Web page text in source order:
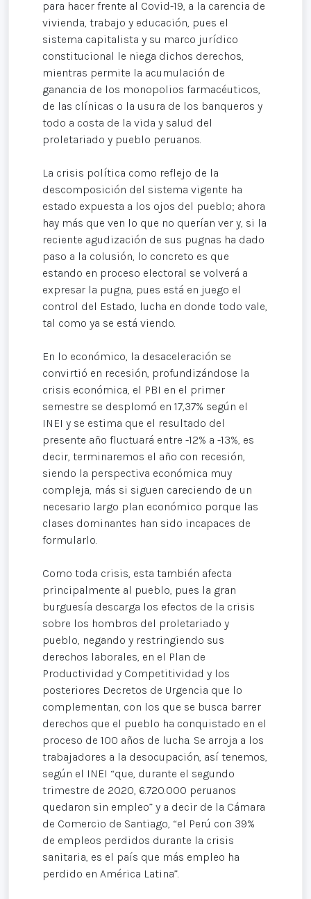
para hacer frente al Covid-19, a la carencia de
vivienda, trabajo y educación, pues el
sistema capitalista y su marco jurídico
constitucional le niega dichos derechos,
mientras permite la acumulación de
ganancia de los monopolios farmacéuticos,
de las clínicas o la usura de los banqueros y
todo a costa de la vida y salud del
proletariado y pueblo peruanos.
La crisis política como reflejo de la
descomposición del sistema vigente ha
estado expuesta a los ojos del pueblo; ahora
hay más que ven lo que no querían ver y, si la
reciente agudización de sus pugnas ha dado
paso a la colusión, lo concreto es que
estando en proceso electoral se volverá a
expresar la pugna, pues está en juego el
control del Estado, lucha en donde todo vale,
tal como ya se está viendo.
En lo económico, la desaceleración se
convirtió en recesión, profundizándose la
crisis económica, el PBI en el primer
semestre se desplomó en 17,37% según el
INEI y se estima que el resultado del
presente año fluctuará entre -12% a -13%, es
decir, terminaremos el año con recesión,
siendo la perspectiva económica muy
compleja, más si siguen careciendo de un
necesario largo plan económico porque las
clases dominantes han sido incapaces de
formularlo.
Como toda crisis, esta también afecta
principalmente al pueblo, pues la gran
burguesía descarga los efectos de la crisis
sobre los hombros del proletariado y
pueblo, negando y restringiendo sus
derechos laborales, en el Plan de
Productividad y Competitividad y los
posteriores Decretos de Urgencia que lo
complementan, con los que se busca barrer
derechos que el pueblo ha conquistado en el
proceso de 100 años de lucha. Se arroja a los
trabajadores a la desocupación, así tenemos,
según el INEI “que, durante el segundo
trimestre de 2020, 6.720.000 peruanos
quedaron sin empleo” y a decir de la Cámara
de Comercio de Santiago, “el Perú con 39%
de empleos perdidos durante la crisis
sanitaria, es el país que más empleo ha
perdido en América Latina”.